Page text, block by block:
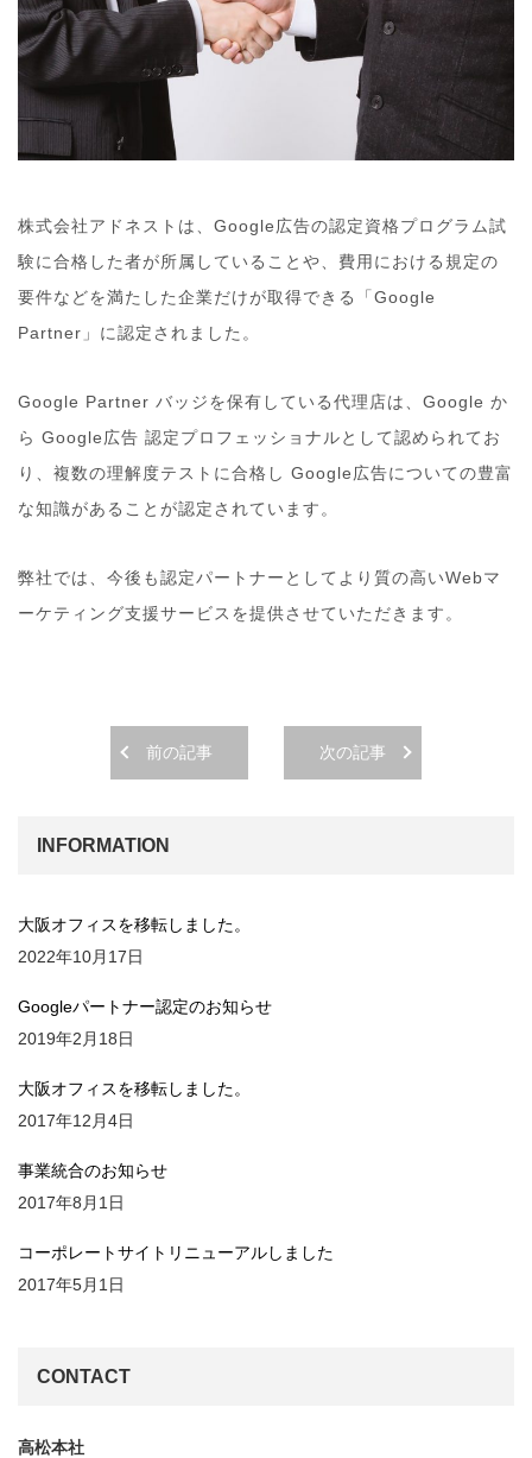
株式会社アドネストは、Google広告の認定資格プログラム試
験に合格した者が所属していることや、費用における規定の
要件などを満たした企業だけが取得できる「Google
Partner」に認定されました。
Google Partner バッジを保有している代理店は、Google か
ら Google広告 認定プロフェッショナルとして認められてお
り、複数の理解度テストに合格し Google広告についての豊富
な知識があることが認定されています。
弊社では、今後も認定パートナーとしてより質の高いWebマ
ーケティング支援サービスを提供させていただきます。
前の記事 次の記事
INFORMATION
大阪オフィスを移転しました。
2022年10月17日
Googleパートナー認定のお知らせ
2019年2月18日
大阪オフィスを移転しました。
2017年12月4日
事業統合のお知らせ
2017年8月1日
コーポレートサイトリニューアルしました
2017年5月1日
CONTACT
高松本社